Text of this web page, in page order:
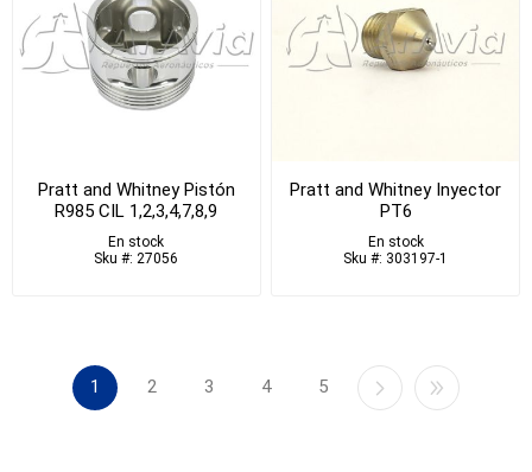
Pratt and Whitney Pistón
R985 CIL 1,2,3,4,7,8,9
En stock
Sku #: 27056
Pratt and Whitney Inyector
PT6
En stock
Sku #: 303197-1
1 2 3 4 5